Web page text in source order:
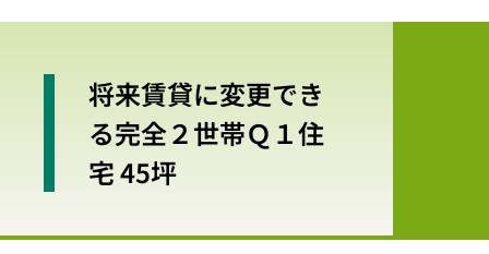
将来賃貸に変更でき
る完全２世帯Ｑ１住
宅 45坪